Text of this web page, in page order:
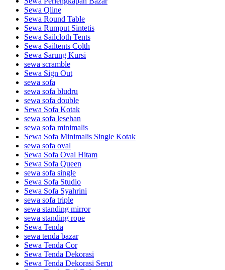
Sewa Qline
Sewa Round Table
Sewa Rumput Sintetis
Sewa Sailcloth Tents
Sewa Sailtents Colth
Sewa Sarung Kursi
sewa scramble
Sewa Sign Out
sewa sofa
sewa sofa bludru
sewa sofa double
Sewa Sofa Kotak
sewa sofa lesehan
sewa sofa minimalis
Sewa Sofa Minimalis Single Kotak
sewa sofa oval
Sewa Sofa Oval Hitam
Sewa Sofa Queen
sewa sofa single
Sewa Sofa Studio
Sewa Sofa Syahrini
sewa sofa triple
sewa standing mirror
sewa standing rope
Sewa Tenda
sewa tenda bazar
Sewa Tenda Cor
Sewa Tenda Dekorasi
Sewa Tenda Dekorasi Serut